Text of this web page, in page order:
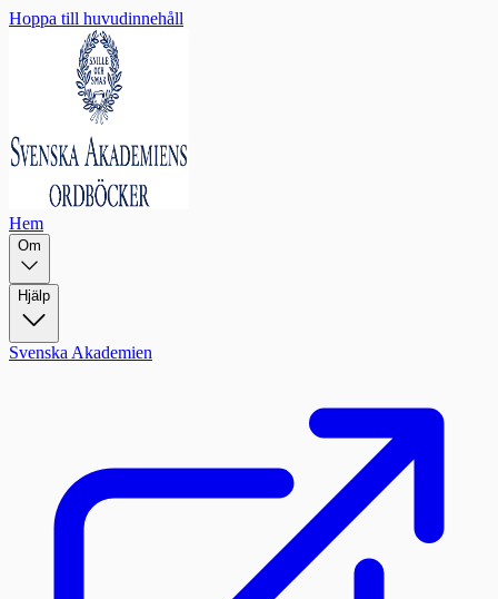
Hoppa till huvudinnehåll
Hem
Om
Hjälp
Svenska Akademien